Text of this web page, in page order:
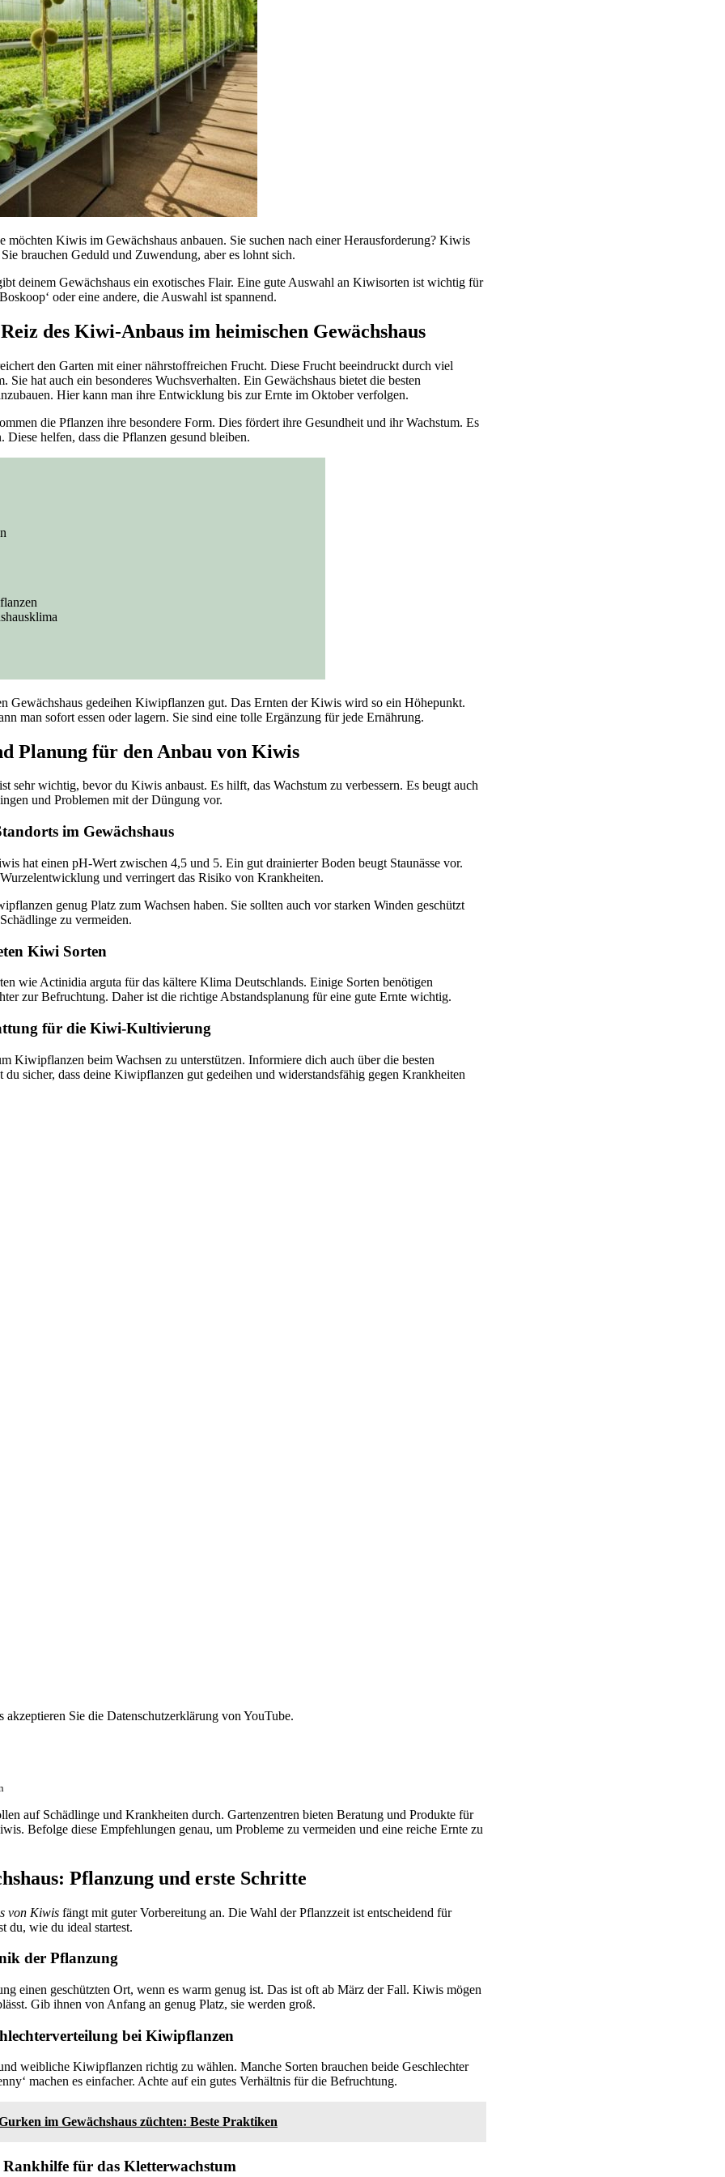
möchten Kiwis im Gewächshaus anbauen. Sie suchen nach einer Herausforderung? Kiwis
brauchen Geduld und Zuwendung, aber es lohnt sich.
deinem Gewächshaus ein exotisches Flair. Eine gute Auswahl an Kiwisorten ist wichtig für
oder eine andere, die Auswahl ist spannend.
des Kiwi-Anbaus im heimischen Gewächshaus
den Garten mit einer nährstoffreichen Frucht. Diese Frucht beeindruckt durch viel
Sie hat auch ein besonderes Wuchsverhalten. Ein Gewächshaus bietet die besten
Hier kann man ihre Entwicklung bis zur Ernte im Oktober verfolgen.
die Pflanzen ihre besondere Form. Dies fördert ihre Gesundheit und ihr Wachstum. Es
Diese helfen, dass die Pflanzen gesund bleiben.
Gewächshaus gedeihen Kiwipflanzen gut. Das Ernten der Kiwis wird so ein Höhepunkt.
man sofort essen oder lagern. Sie sind eine tolle Ergänzung für jede Ernährung.
Planung für den Anbau von Kiwis
sehr wichtig, bevor du Kiwis anbaust. Es hilft, das Wachstum zu verbessern. Es beugt auch
und Problemen mit der Düngung vor.
im Gewächshaus
hat einen pH-Wert zwischen 4,5 und 5. Ein gut drainierter Boden beugt Staunässe vor.
und verringert das Risiko von Krankheiten.
genug Platz zum Wachsen haben. Sie sollten auch vor starken Winden geschützt
zu vermeiden.
Kiwi Sorten
wie Actinidia arguta für das kältere Klima Deutschlands. Einige Sorten benötigen
zur Befruchtung. Daher ist die richtige Abstandsplanung für eine gute Ernte wichtig.
für die Kiwi-Kultivierung
Kiwipflanzen beim Wachsen zu unterstützen. Informiere dich auch über die besten
du sicher, dass deine Kiwipflanzen gut gedeihen und widerstandsfähig gegen Krankheiten
akzeptieren Sie die Datenschutzerklärung von YouTube.
auf Schädlinge und Krankheiten durch. Gartenzentren bieten Beratung und Produkte für
Befolge diese Empfehlungen genau, um Probleme zu vermeiden und eine reiche Ernte zu
Pflanzung und erste Schritte
von Kiwis fängt mit guter Vorbereitung an. Die Wahl der Pflanzzeit ist entscheidend für
du, wie du ideal startest.
der Pflanzung
einen geschützten Ort, wenn es warm genug ist. Das ist oft ab März der Fall. Kiwis mögen
Gib ihnen von Anfang an genug Platz, sie werden groß.
bei Kiwipflanzen
weibliche Kiwipflanzen richtig zu wählen. Manche Sorten brauchen beide Geschlechter
machen es einfacher. Achte auf ein gutes Verhältnis für die Befruchtung.
im Gewächshaus züchten: Beste Praktiken
für das Kletterwachstum